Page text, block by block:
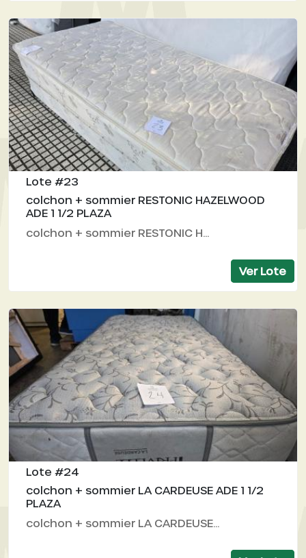
Lote #23
colchon + sommier RESTONIC HAZELWOOD
ADE 1 1/2 PLAZA
colchon + sommier RESTONIC H...
Ver Lote
Lote #24
colchon + sommier LA CARDEUSE ADE 1 1/2
PLAZA
colchon + sommier LA CARDEUSE...